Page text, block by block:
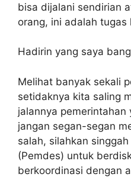
bisa dijalani sendirian
orang, ini adalah tugas
Hadirin yang saya
Melihat banyak sekali
setidaknya kita saling
jalannya pemerintahan
jangan segan-segan
salah, silahkan
(Pemdes) untuk
berkoordinasi dengan